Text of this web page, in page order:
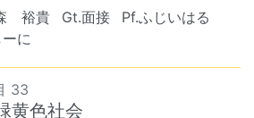
裕貴 Gt.面接
Pf.ふじいはる
に
33
黄色社会